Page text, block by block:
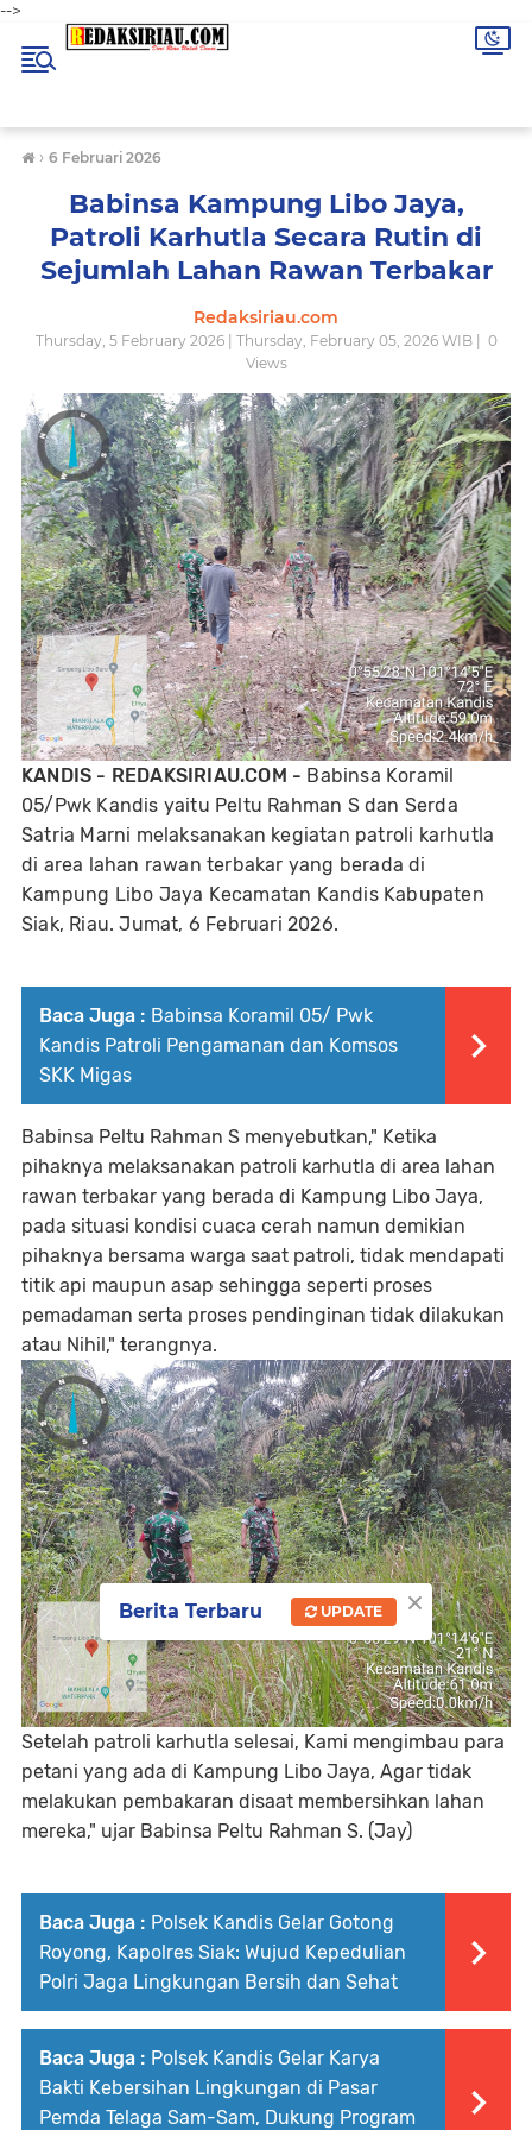
-->
› 6 Februari 2026
Babinsa Kampung Libo Jaya,
Patroli Karhutla Secara Rutin di
Sejumlah Lahan Rawan Terbakar
Redaksiriau.com
Thursday, 5 February 2026 | Thursday, February 05, 2026 WIB |
0
Views
KANDIS - REDAKSIRIAU.COM - Babinsa Koramil
05/Pwk Kandis yaitu Peltu Rahman S dan Serda
Satria Marni melaksanakan kegiatan patroli karhutla
di area lahan rawan terbakar yang berada di
Kampung Libo Jaya Kecamatan Kandis Kabupaten
Siak, Riau. Jumat, 6 Februari 2026.
Baca Juga : Babinsa Koramil 05/ Pwk
Kandis Patroli Pengamanan dan Komsos
SKK Migas
Babinsa Peltu Rahman S menyebutkan," Ketika
pihaknya melaksanakan patroli karhutla di area lahan
rawan terbakar yang berada di Kampung Libo Jaya,
pada situasi kondisi cuaca cerah namun demikian
pihaknya bersama warga saat patroli, tidak mendapati
titik api maupun asap sehingga seperti proses
pemadaman serta proses pendinginan tidak dilakukan
atau Nihil," terangnya.
Setelah patroli karhutla selesai, Kami mengimbau para
petani yang ada di Kampung Libo Jaya, Agar tidak
melakukan pembakaran disaat membersihkan lahan
mereka," ujar Babinsa Peltu Rahman S. (Jay)
Baca Juga : Polsek Kandis Gelar Gotong
Royong, Kapolres Siak: Wujud Kepedulian
Polri Jaga Lingkungan Bersih dan Sehat
Baca Juga : Polsek Kandis Gelar Karya
Bakti Kebersihan Lingkungan di Pasar
Pemda Telaga Sam-Sam, Dukung Program
×
Berita Terbaru UPDATE